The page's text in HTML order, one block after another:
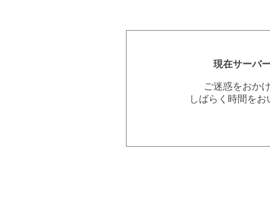
現在サーバ
ご迷惑をおか
しばらく時間を